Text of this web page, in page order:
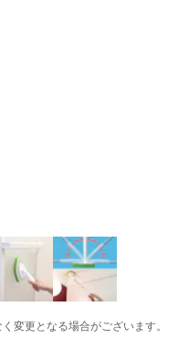
変更となる場合がございます。